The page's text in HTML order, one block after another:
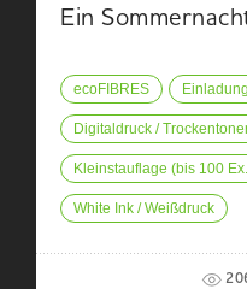
Ein
ecoFIBRES
Digitaldruck /
Kleinstauflage (bis 100
White Ink / Weißdruck